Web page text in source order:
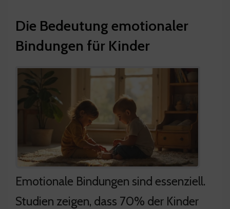
Die Bedeutung emotionaler
Bindungen für Kinder
Emotionale Bindungen sind essenziell.
Studien zeigen, dass 70% der Kinder